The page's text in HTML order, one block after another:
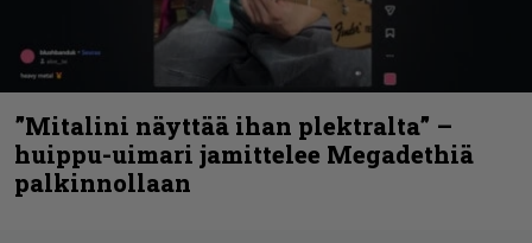
”Mitalini näyttää ihan plektralta” –
huippu-uimari jamittelee Megadethiä
palkinnollaan